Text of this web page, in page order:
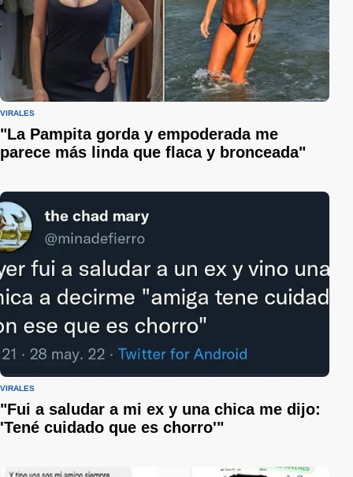
VIRALES
"La Pampita gorda y empoderada me
parece más linda que flaca y bronceada"
VIRALES
"Fui a saludar a mi ex y una chica me dijo:
'Tené cuidado que es chorro'"